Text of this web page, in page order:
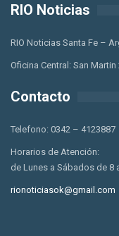
RIO Noticias
RIO Noticias Santa Fe –
Oficina Central: San
Contacto
Telefono: 0342 – 4123887
Horarios de Atención:
de Lunes a Sábados de 8
rionoticiasok@gmail.com